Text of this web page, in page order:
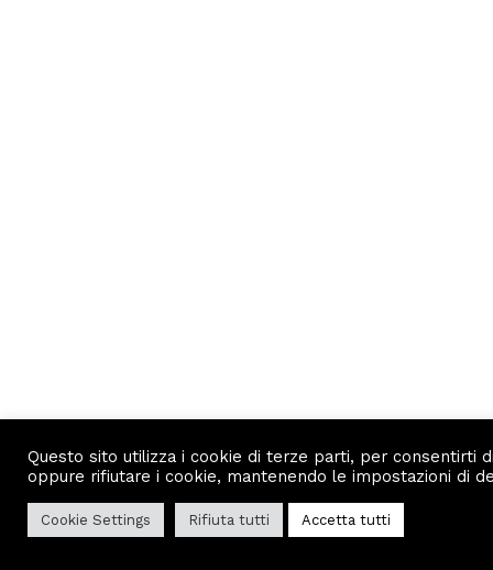
Questo sito utilizza i cookie di terze parti, per consentirti
oppure rifiutare i cookie, mantenendo le impostazioni di
Cookie Settings Rifiuta tutti Accetta tutti